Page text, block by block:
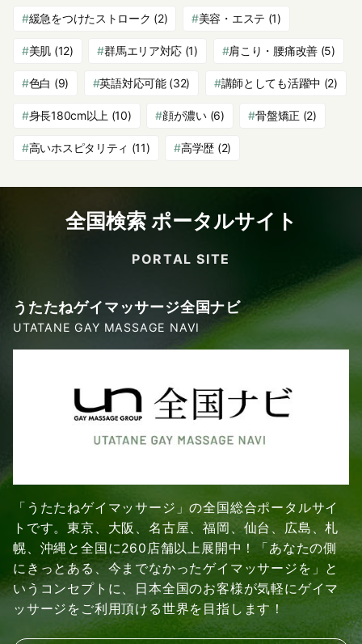
緩急をつけたストローク (2) 美容・エステ (1)
美肌 (12) 群馬エリア対応 (1) 肩こり・腰痛改善(5)
色白 (9) 英語対応可能(32) 講師としても活躍中 (2)
身長180cm以上 (10) 顔が濃い(6) 骨盤矯正 (2)
高いホスピタリティ (11) 高学歴 (2)
全国検索 ポータルサイト
PORTAL SITE
うたたねゲイマッサージ全国ナビ
UTATANE GAY MASSAGE NAVI
「うたたねゲイマッサージ」の全国総合ポータルサイ
トです。東京、大阪、名古屋、福岡、仙台、広島、札
幌、沖縄と全国に260店舗以上展開中！「あなたの側
にきっとある、今までなかったゲイマッサージを」と
いうコンセプトに、日本全国のお客様が気軽にゲイマ
ッサージをご利用頂ける世界を目指します！